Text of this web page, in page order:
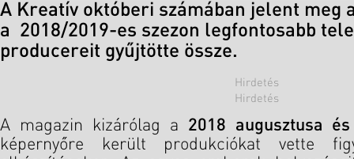
A Kreatív októberi számában jelent meg
a 2018/2019-es szezon legfontosabb
producereit gyűjtötte össze.
A magazin kizárólag a 2018 augusztusa
képernyőre került produkciókat vette